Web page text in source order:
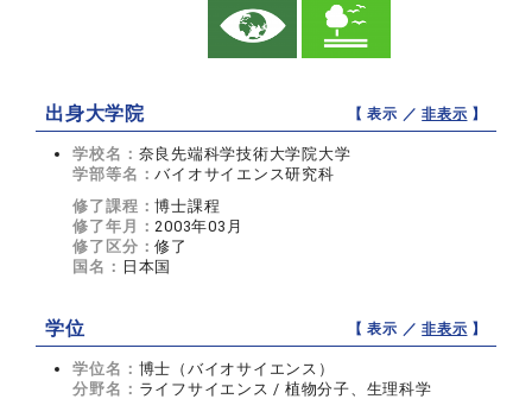
出身大学院 【 表示 ／非表示 】
学校名： 奈良先端科学技術大学院大学
学部等名：バイオサイエンス研究科
修了課程：博士課程
修了年月：2003年03月
修了区分：修了
国名： 日本国
学位 【 表示 ／非表示 】
学位名： 博士（バイオサイエンス）
分野名： ライフサイエンス / 植物分子、生理科学